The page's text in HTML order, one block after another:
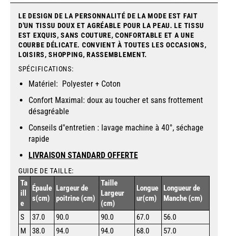
LE DESIGN DE LA PERSONNALITÉ DE LA MODE EST FAIT
D'UN TISSU DOUX ET AGRÉABLE POUR LA PEAU. LE TISSU
EST EXQUIS, SANS COUTURE, CONFORTABLE ET A UNE
COURBE DÉLICATE. CONVIENT À TOUTES LES OCCASIONS,
LOISIRS, SHOPPING, RASSEMBLEMENT.
SPÉCIFICATIONS:
Matériel: Polyester + Coton
Confort Maximal: doux au toucher et sans frottement
désagréable
Conseils d"entretien : lavage machine à 40°, séchage
rapide
LIVRAISON STANDARD OFFERTE
GUIDE DE TAILLE:
Ta
ill
e
Épaule
s(cm)
Largeur de
poitrine (cm)
Taille
Largeur
(cm)
Longue
ur(cm)
Longueur de
Manche (cm)
S 37.0 90.0 90.0 67.0
56.0
M
38.0 94.0 94.0 68.0
57.0